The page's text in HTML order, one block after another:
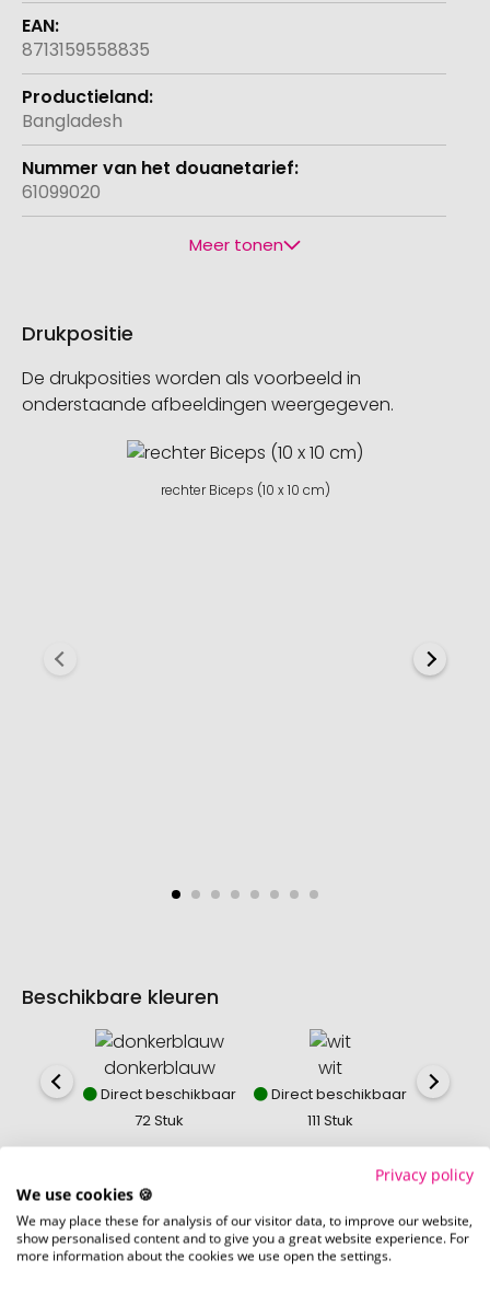
8713159558835
Bangladesh
61099020
Meer tonen
Drukpositie
De drukposities worden als voorbeeld in
onderstaande afbeeldingen weergegeven.
rechter Biceps (10 x 10 cm)
Beschikbare kleuren
donkerblauw
Direct beschikbaar
72 Stuk
wit
Direct beschikbaar
111 Stuk
Direct
Zo eenvoudig bestelt u uw reclamemateriaal
Privacy policy
We use cookies 🍪
We may place these for analysis of our visitor data, to improve our website,
show personalised content and to give you a great website experience. For
more information about the cookies we use open the settings.